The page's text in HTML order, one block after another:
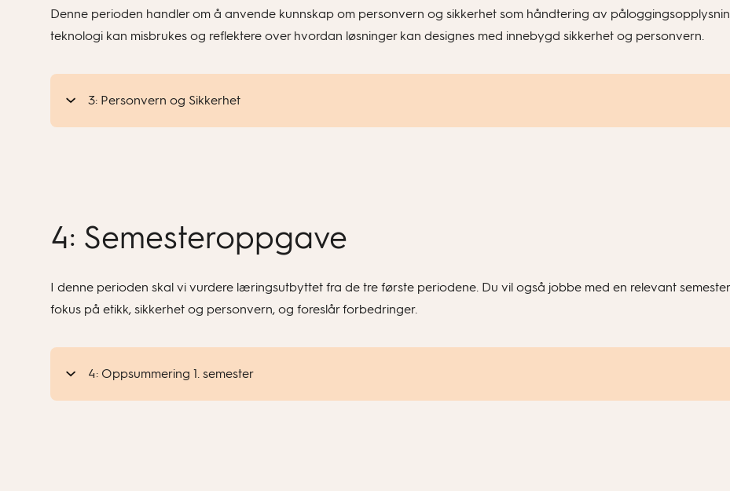
Denne perioden handler om å anvende kunnskap om personvern og sikkerhet som håndtering av
teknologi kan misbrukes og reflektere over hvordan løsninger kan designes med innebygd sikkerhet og personvern.
3: Personvern og Sikkerhet
4: Semesteroppgave
I denne perioden skal vi vurdere læringsutbyttet fra de tre første periodene. Du vil også jobbe med en relevant
fokus på etikk, sikkerhet og personvern, og foreslår forbedringer.
4: Oppsummering 1. semester